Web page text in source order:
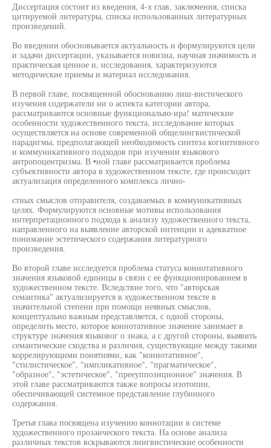
Диссертация состоит из введения, 4-х глав, заключения, списка
цитируемой литературы, списка использованных литературных
произведений.
Во введении обосновывается актуальность и формулируются цели
и задачи диссертации, указывается новизна, научная значимость и
практическая ценное и, исследования, характеризуются
методические приемы и материал исследования.
В первой главе, посвященной обоснованию лиш-вистического
изучения содержатели ни о аспекта категории автора,
рассматриваются основные фуикционалыю-ира! матические
особенности художественного текста, исследование которых
осуществляется на основе современной общелингвистической
парадигмы, предполагающей необходимость синтеза когнитивного
и коммуникативного подходов при изучении языкового
антропоцентризма. В •ной главе рассматривается проблема
субъективности автора в художественном тексте, где происходит
актуализация определенного комплекса лично-
стных смыслов отправителя, создаваемых в коммуникативных
целях. Формулируются основные мотивы использования
интерпретационного подхода к анализу художественного текста,
направленного на выявление авторской интенции и адекватное
понимание эстетического содержания литературного
произведения.
Во второй главе исследуется проблема статуса коннотативного
значения языковой единицы в связи с ее функционированием в
художественном тексте. Вследствие того, что "авторская
семантика" актуализируется в художественном тексте в
значительной степени при помощи неявных смыслов,
концептуально важным представляется, с одной стороны,
определить место, которое коннотативное значение занимает в
структуре значения языковог о знака, а с другой стороны, выявить
семантические сходства и различия, существующие между такими
коррелирующими понятиями, как "коннотативное",
"стилистическое", "импликативное", "прагматическое",
"образное", "эстетическое", "прееуппозиционное" значения. В
этой главе рассматриваются также вопросы изотопии,
обеспечивающей системное представление глубинного
содержания.
Третья глава посвящена изучению коннотации в системе
художественного прозаического текста. На основе анализа
различных текстов вскрываются лингвистические особенности